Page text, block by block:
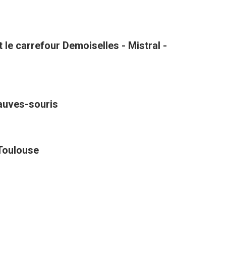
le carrefour Demoiselles - Mistral -
souris